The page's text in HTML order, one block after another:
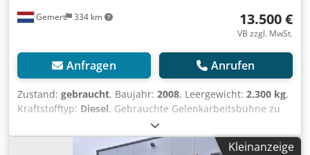
Gemert 334 km 13.500 €
VB zzgl. MwSt.
Anfragen Anrufen
Zustand: gebraucht, Baujahr: 2008, Leergewicht: 2.300 kg,
Kraftstofftyp: Diesel, Gebrauchte Gelenkarbeitsbühne zu
verkaufen: Arbeitshöhe: 8,8 Meter Gewicht: 2300kg
Hubkraft: 150 kg Abmessungen: 4,08 x 1,65 x 1,96 Meter
Kubota 3-Zylinder Diesel Dcedpfx Anjyw Uczepok Preis pro
Kleinanzeige